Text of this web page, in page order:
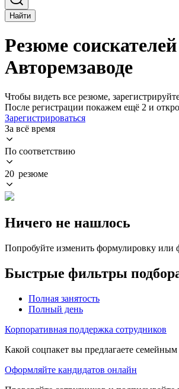
Найти
Резюме
Авторемзаводе
Чтобы видеть все резюме,
После регистрации покажем ещё 2 и
Зарегистрироваться
За всё время
По соответствию
20 резюме
Ничего не нашлось
Попробуйте изменить формулировку или
Быстрые фильтры
Полная занятость
Полный день
Корпоративная поддержка сотрудников
Какой соцпакет вы предлагаете
Оформляйте кандидатов онлайн